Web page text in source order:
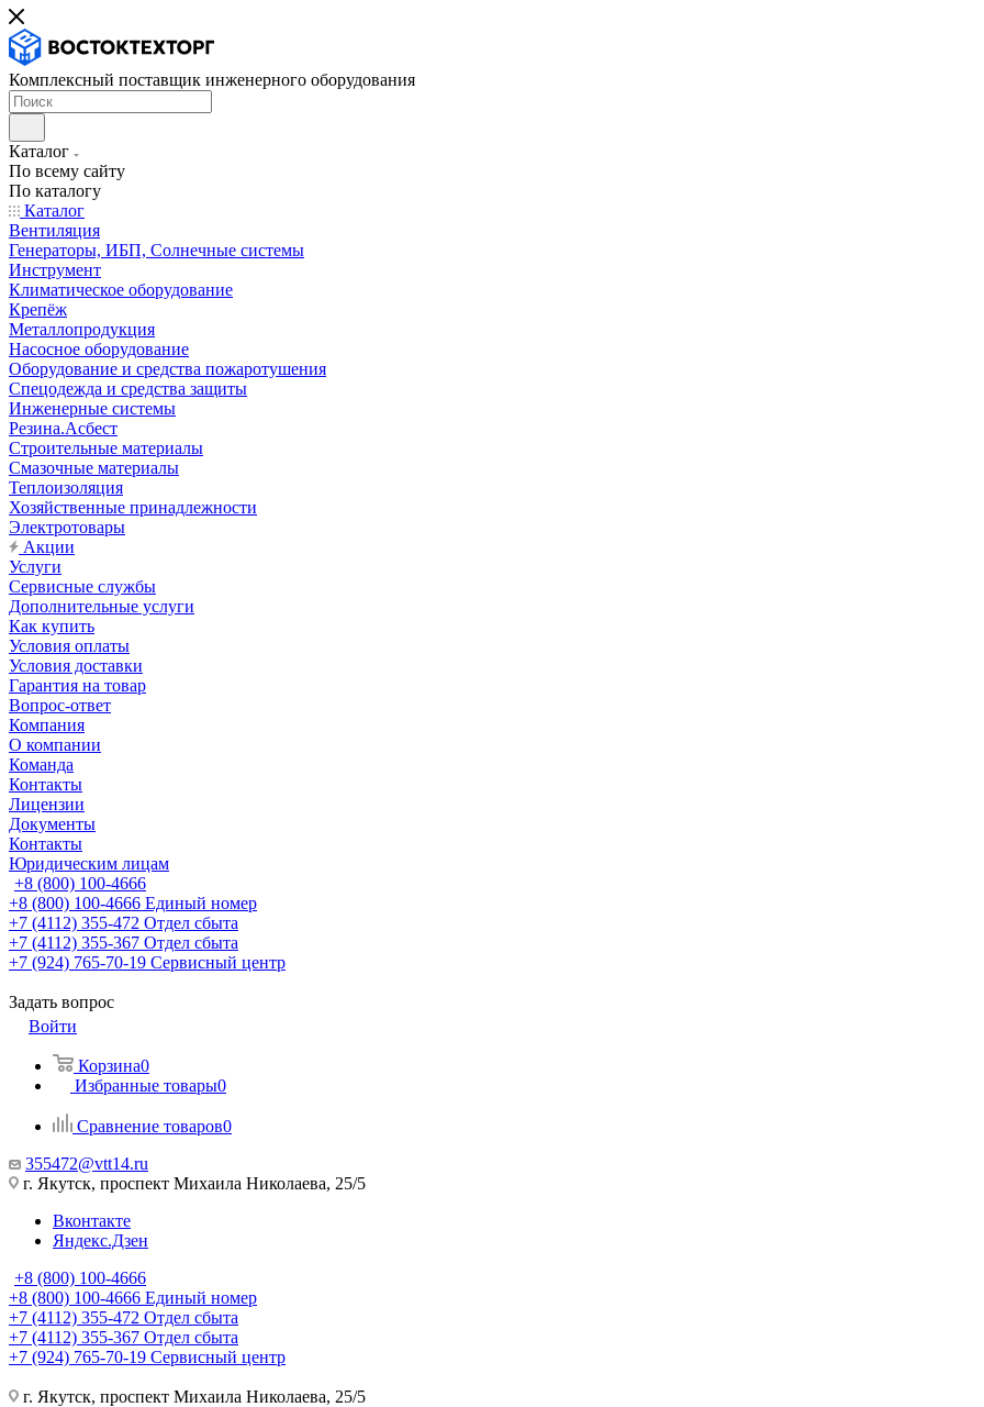
Комплексный поставщик инженерного оборудования
Каталог
По всему сайту
По каталогу
Каталог
Вентиляция
Генераторы, ИБП, Солнечные системы
Инструмент
Климатическое оборудование
Крепёж
Металлопродукция
Насосное оборудование
Оборудование и средства пожаротушения
Спецодежда и средства защиты
Инженерные системы
Резина.Асбест
Строительные материалы
Смазочные материалы
Теплоизоляция
Хозяйственные принадлежности
Электротовары
Акции
Услуги
Сервисные службы
Дополнительные услуги
Как купить
Условия оплаты
Условия доставки
Гарантия на товар
Вопрос-ответ
Компания
О компании
Команда
Контакты
Лицензии
Документы
Контакты
Юридическим лицам
+8 (800) 100-4666
+8 (800) 100-4666 Единый номер
+7 (4112) 355-472 Отдел сбыта
+7 (4112) 355-367 Отдел сбыта
+7 (924) 765-70-19 Сервисный центр
Задать вопрос
Войти
Корзина0
Избранные товары0
Сравнение товаров0
355472@vtt14.ru
г. Якутск, проспект Михаила Николаева, 25/5
Вконтакте
Яндекс.Дзен
+8 (800) 100-4666
+8 (800) 100-4666 Единый номер
+7 (4112) 355-472 Отдел сбыта
+7 (4112) 355-367 Отдел сбыта
+7 (924) 765-70-19 Сервисный центр
г. Якутск, проспект Михаила Николаева, 25/5